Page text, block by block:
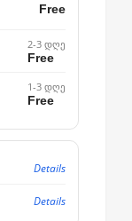
Free
2-3 დღე
Free
1-3 დღე
Free
Details
Details